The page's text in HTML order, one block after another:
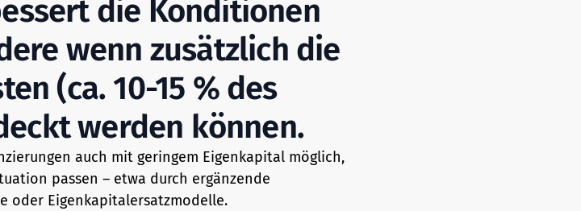
die Konditionen
wenn zusätzlich die
(ca. 10-15 % des
werden können.
auch mit geringem Eigenkapital möglich,
passen – etwa durch ergänzende
oder Eigenkapitalersatzmodelle.